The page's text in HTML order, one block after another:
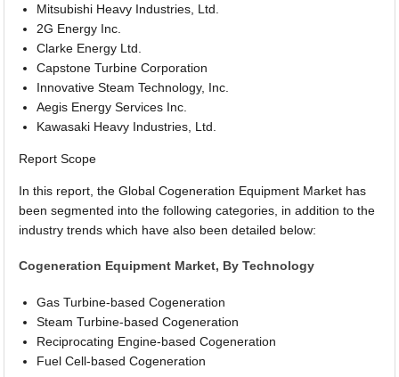
Mitsubishi Heavy Industries, Ltd.
2G Energy Inc.
Clarke Energy Ltd.
Capstone Turbine Corporation
Innovative Steam Technology, Inc.
Aegis Energy Services Inc.
Kawasaki Heavy Industries, Ltd.
Report Scope
In this report, the Global Cogeneration Equipment Market has
been segmented into the following categories, in addition to the
industry trends which have also been detailed below:
Cogeneration Equipment Market, By Technology
Gas Turbine-based Cogeneration
Steam Turbine-based Cogeneration
Reciprocating Engine-based Cogeneration
Fuel Cell-based Cogeneration